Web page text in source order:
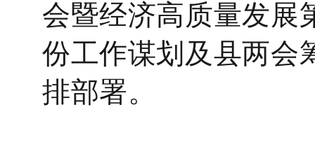
会暨经济高质量发展
份工作谋划及县两会
排部署。